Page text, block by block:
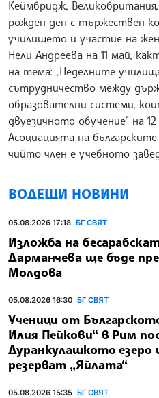
Кеймбридж,
рожден ден с тържествен
училището и участие на
Нели Андреева на 11 май,
на тема: „Неделните
сътрудничество между
образователни системи,
двуезичното обучение” на
Асоциацията на
чийто член е учебното
ВОДЕЩИ НОВИНИ
05.08.2026 17:18 БГ СВЯТ
Изложба на
Дарманчева ще бъде
Молдова
05.08.2026 16:30 БГ СВЯТ
Ученици от
Илия Пейкови“ в Рим
Дуранкулашкото езеро
резерват „Яйлата“
05.08.2026 15:35 БГ СВЯТ